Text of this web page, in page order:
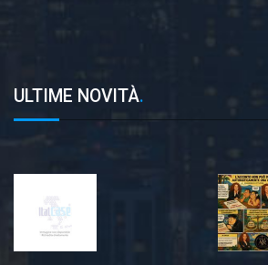
ULTIME NOVITÀ.